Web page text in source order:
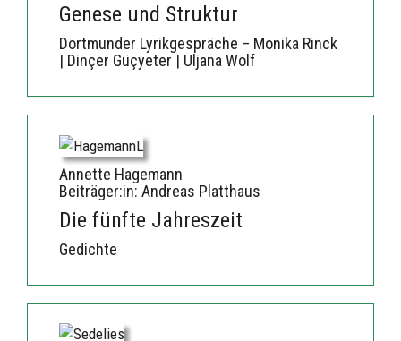
Genese und Struktur
Dortmunder Lyrikgespräche – Monika Rinck
| Dinçer Güçyeter | Uljana Wolf
Annette Hagemann
Beiträger:in: Andreas Platthaus
Die fünfte Jahreszeit
Gedichte